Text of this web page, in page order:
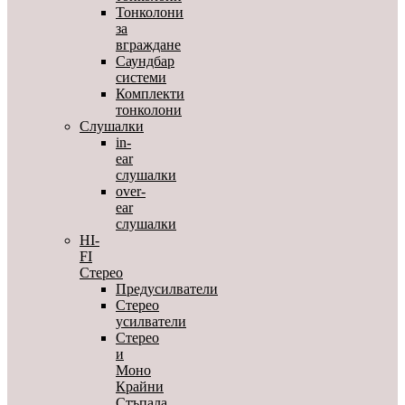
Тонколони
за
вграждане
Саундбар
системи
Комплекти
тонколони
Слушалки
in-
ear
слушалки
over-
ear
слушалки
HI-
FI
Стерео
Предусилватели
Стерео
усилватели
Стерео
и
Моно
Крайни